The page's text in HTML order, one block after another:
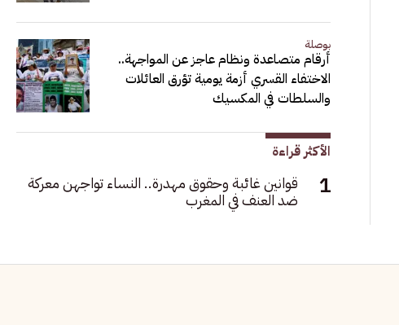
بوصلة
أرقام متصاعدة ونظام عاجز عن المواجهة..
الاختفاء القسري أزمة يومية تؤرق العائلات
والسلطات في المكسيك
الأكثر قراءة
قوانين غائبة وحقوق مهدرة.. النساء تواجهن معركة
ضد العنف في المغرب